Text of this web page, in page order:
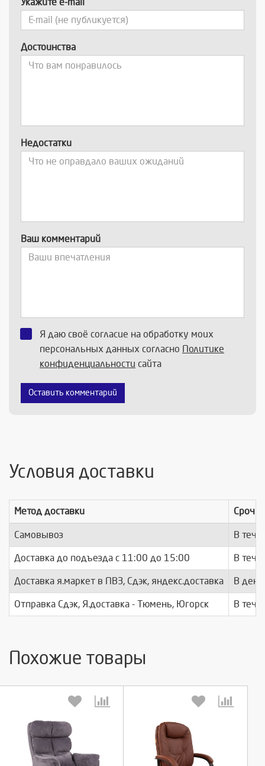
Достоинства
Недостатки
Ваш комментарий
Я даю своё согласие на обработку моих
персональных данных согласно Политике
конфиденциальности сайта
Оставить комментарий
Условия доставки
Метод доставки
Самовывоз В
Доставка до подъезда c 11:00 до 15:00 В
Доставка я.маркет в ПВЗ, Сдэк, яндекс.доставка В день
Отправка Сдэк, Я.доставка - Тюмень, Югорск В
Похожие товары